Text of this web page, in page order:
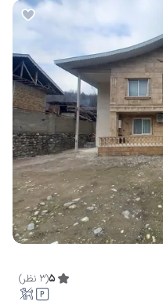
5
(
3 نظر)